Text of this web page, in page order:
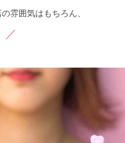
雰囲気はもちろん、
／